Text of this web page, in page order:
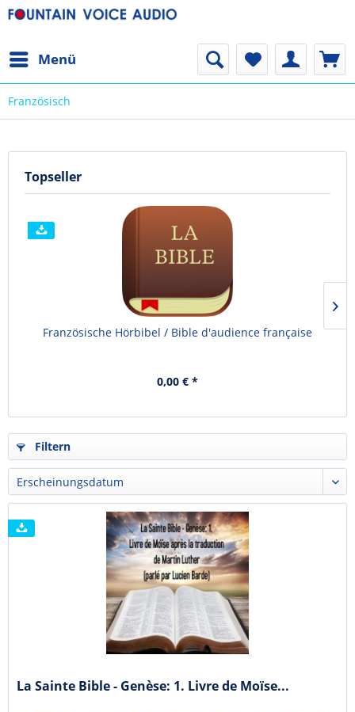
Menü
Französisch
Topseller
Französische Hörbibel / Bible d'audience française
0,00 € *
Filtern
La Sainte Bible - Genèse: 1. Livre de Moïse...